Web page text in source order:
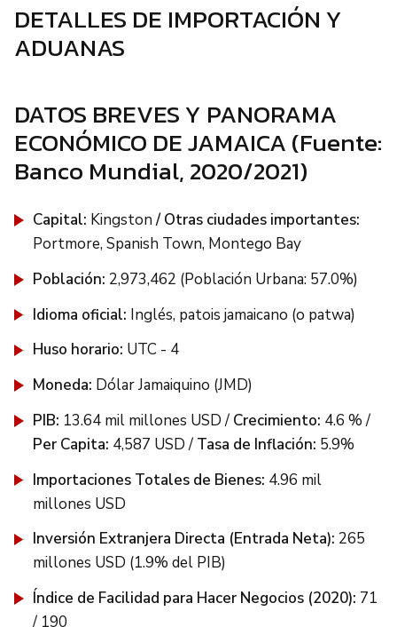
DETALLES DE IMPORTACIÓN Y
ADUANAS
DATOS BREVES Y PANORAMA
ECONÓMICO DE JAMAICA (Fuente:
Banco Mundial, 2020/2021)
Capital: Kingston/ Otras ciudades importantes:
Portmore, Spanish Town, Montego Bay
Población: 2,973,462 (Población Urbana: 57.0%)
Idioma oficial: Inglés, patois jamaicano (o patwa)
Huso horario: UTC - 4
Moneda: Dólar Jamaiquino (JMD)
PIB: 13.64 mil millones USD / Crecimiento: 4.6 % /
Per Capita: 4,587 USD / Tasa de Inflación: 5.9%
Importaciones Totales de Bienes: 4.96 mil
millones USD
Inversión Extranjera Directa (Entrada Neta): 265
millones USD (1.9% del PIB)
Índice de Facilidad para Hacer Negocios (2020): 71
/ 190